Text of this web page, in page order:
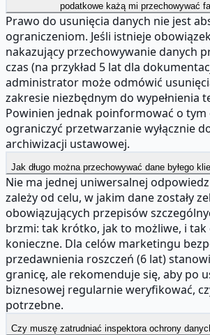
podatkowe każą mi przechowywać
Prawo do usunięcia danych nie jest
ograniczeniom. Jeśli istnieje
nakazujący przechowywanie danych
czas (na przykład 5 lat dla
administrator może odmówić
zakresie niezbędnym do wypełnienia
Powinien jednak poinformować o tym
ograniczyć przetwarzanie wyłącznie
archiwizacji ustawowej.
Jak długo można przechowywać dane byłego
Nie ma jednej uniwersalnej
zależy od celu, w jakim dane zostały
obowiązujących przepisów
brzmi: tak krótko, jak to możliwe, i tak
konieczne. Dla celów marketingu
przedawnienia roszczeń (6 lat)
granicę, ale rekomenduje się, aby po
biznesowej regularnie weryfikować,
potrzebne.
Czy muszę zatrudniać inspektora ochrony